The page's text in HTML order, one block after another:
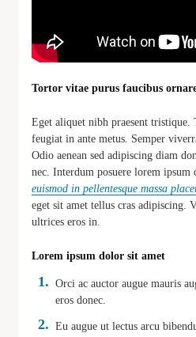
Tortor vitae purus faucibus
Eget aliquet nibh praesent
feugiat in ante metus. Semper
Odio aenean sed adipiscing diam
nec. Interdum posuere lorem ipsum
euismod in pellentesque massa
eget sit amet tellus cras adipiscing.
ultrices eros in.
Lorem ipsum dolor sit amet
Orci ac auctor augue mauris
eros donec.
Eu augue ut lectus arcu